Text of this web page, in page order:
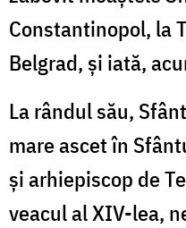
Constantinopol, la
Belgrad, și iată,
La rândul său,
mare ascet în
și arhiepiscop de
veacul al XIV-lea,